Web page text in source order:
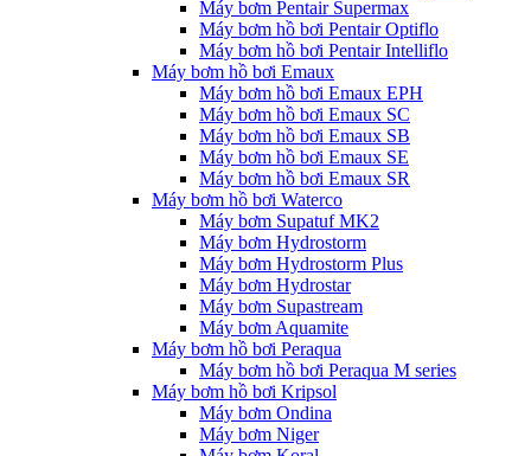
Máy bơm Pentair Supermax
Máy bơm hồ bơi Pentair Optiflo
Máy bơm hồ bơi Pentair Intelliflo
Máy bơm hồ bơi Emaux
Máy bơm hồ bơi Emaux EPH
Máy bơm hồ bơi Emaux SC
Máy bơm hồ bơi Emaux SB
Máy bơm hồ bơi Emaux SE
Máy bơm hồ bơi Emaux SR
Máy bơm hồ bơi Waterco
Máy bơm Supatuf MK2
Máy bơm Hydrostorm
Máy bơm Hydrostorm Plus
Máy bơm Hydrostar
Máy bơm Supastream
Máy bơm Aquamite
Máy bơm hồ bơi Peraqua
Máy bơm hồ bơi Peraqua M series
Máy bơm hồ bơi Kripsol
Máy bơm Ondina
Máy bơm Niger